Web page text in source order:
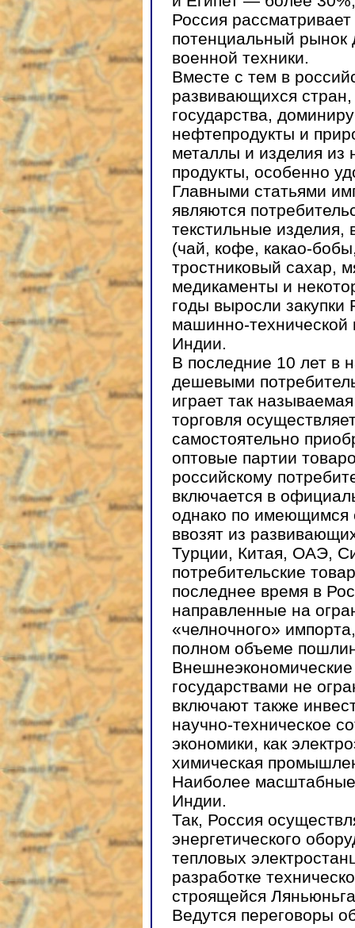
Россия
потенциальный рынок
военной техники.
Вместе с тем в
развивающихся
государства,
нефтепродукты и
металлы и изделия из
продукты, особенно
Главными статьями
являются
текстильные изделия,
(чай, кофе, какао-
тростниковый сахар,
медикаменты и
годы выросли закупки
машинно-технической
Индии.
В последние 10 лет в
дешевыми
играет так
торговля
самостоятельно
оптовые партии
российскому
включается в
однако по имеющимся
ввозят из
Турции, Китая, ОАЭ,
потребительские
последнее время в
направленные на
«челночного»
полном объеме
государствами не
включают также
научно-техническое
экономики, как
химическая
Наиболее
Индии.
Так, Россия
энергетического
тепловых
разработке
строящейся
Ведутся переговоры